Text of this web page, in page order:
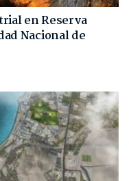
en Reserva
Nacional de